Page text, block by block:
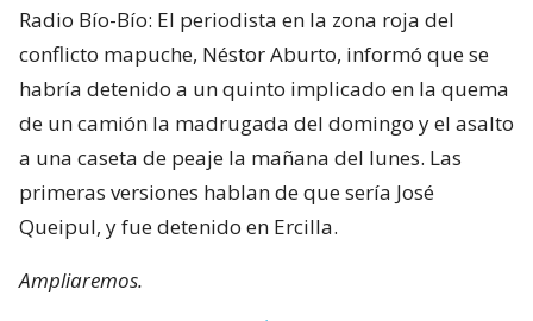
Radio Bío-Bío: El periodista en la zona roja del
conflicto mapuche, Néstor Aburto, informó que se
habría detenido a un quinto implicado en la quema
de un camión la madrugada del domingo y el asalto
a una caseta de peaje la mañana del lunes. Las
primeras versiones hablan de que sería José
Queipul, y fue detenido en Ercilla.
Ampliaremos.